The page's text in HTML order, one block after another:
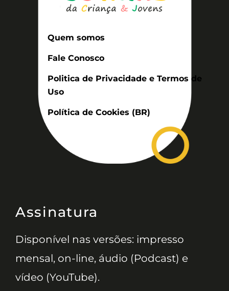
Quem somos
Fale Conosco
Politica de Privacidade e Termos de
Uso
Política de Cookies (BR)
Assinatura
Disponível nas versões: impresso
mensal, on-line, áudio (Podcast) e
vídeo (YouTube).